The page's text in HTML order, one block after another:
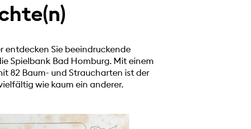
entdecken Sie beeindruckende
Spielbank Bad Homburg. Mit einem
82 Baum- und Straucharten ist der
wie kaum ein anderer.